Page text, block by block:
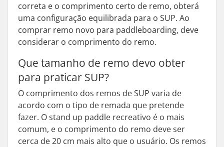
correta e o comprimento certo de remo, obterá
uma configuração equilibrada para o SUP. Ao
comprar remo novo para paddleboarding, deve
considerar o comprimento do remo.
Que tamanho de remo devo obter
para praticar SUP?
O comprimento dos remos de SUP varia de
acordo com o tipo de remada que pretende
fazer. O stand up paddle recreativo é o mais
comum, e o comprimento do remo deve ser
cerca de 20 cm mais alto que o usuário. Os remos